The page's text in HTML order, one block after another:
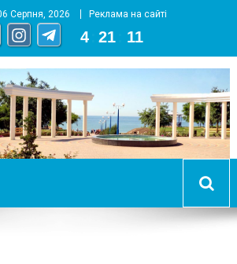
Серпня, 2026 Реклама на сайті
4 21 12
портал города Южный